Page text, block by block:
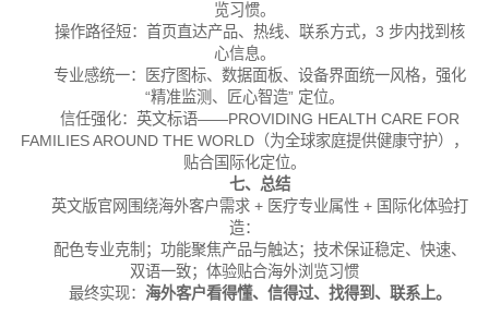
览习惯。
操作路径短：首页直达产品、热线、联系方式，3 步内找到核
心信息。
专业感统一：
医疗图标、数据面板、设备界面统一风格，强化
“精准监测、匠心智造” 定位。
信任强化：英文标语——PROVIDING HEALTH CARE FOR
FAMILIES AROUND THE WORLD（为全球家庭提供健康守护），
贴合国际化定位。
七、总结
英文版官网围绕海外客户需求 + 医疗专业属性 + 国际化体验打
造：
配色专业克制；功能聚焦产品与触达；技术保证稳定、快速、
双语一致； 体验贴合海外浏览习惯
最终实现：海外客户看得懂、信得过、找得到、联系上。